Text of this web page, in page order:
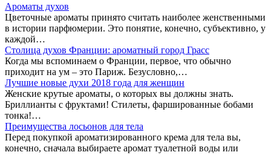
Ароматы духов
Цветочные ароматы принято считать наиболее женственными
в истории парфюмерии. Это понятие, конечно, субъективно, у
каждой…
Столица духов Франции: ароматный город Грасс
Когда мы вспоминаем о Франции, первое, что обычно
приходит на ум – это Париж. Безусловно,…
Лучшие новые духи 2018 года для женщин
Женские крутые ароматы, о которых вы должны знать.
Бриллианты с фруктами! Стилеты, фаршированные бобами
тонка!…
Преимущества лосьонов для тела
Перед покупкой ароматизированного крема для тела вы,
конечно, сначала выбираете аромат туалетной воды или